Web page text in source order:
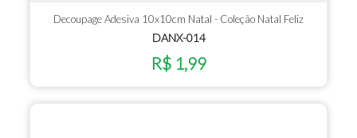
Decoupage Adesiva 10x10cm Natal - Coleção Natal Feliz
DANX-014
R$ 1,99